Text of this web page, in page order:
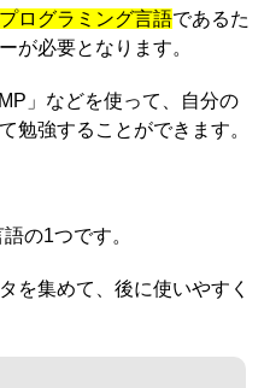
ログラミング言語であるた
が必要となります。
」などを使って、自分の
勉強することができます。
の1つです。
を集めて、後に使いやすく